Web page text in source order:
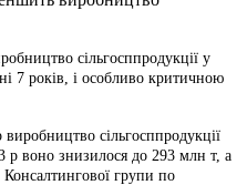
сільгосппродукції у
7 років, і особливо критичною
сільгосппродукції
р воно знизилося до 293 млн т, а
групи по